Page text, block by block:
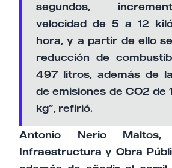
segundos,
velocidad de 5 a 12
hora, y a partir de ello
reducción de
497 litros, además de
de emisiones de CO2 de
kg”, refirió.
Antonio Nerio
Infraestructura y Obra